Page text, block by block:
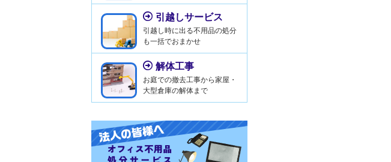
引越しサービス
引越し時に出る不用品の処分
も一括でおまかせ
解体工事
お庭での撤去工事から家屋・
大型倉庫の解体まで